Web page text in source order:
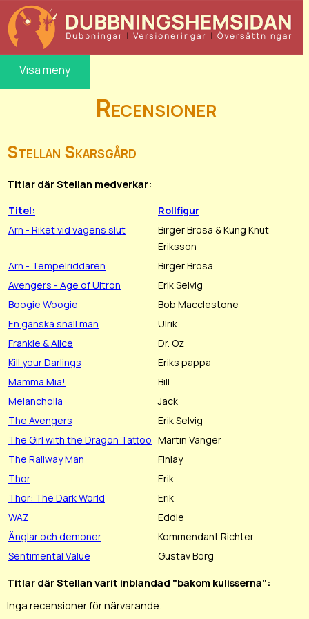
Visa meny
Recensioner
Stellan Skarsgård
Titlar där Stellan medverkar:
Titel:
Rollfigur
Arn - Riket vid vägens slut
Birger Brosa & Kung Knut
Eriksson
Arn - Tempelriddaren
Birger Brosa
Avengers - Age of Ultron
Erik Selvig
Boogie Woogie
Bob Macclestone
En ganska snäll man
Ulrik
Frankie & Alice
Dr. Oz
Kill your Darlings
Eriks pappa
Mamma Mia!
Bill
Melancholia
Jack
The Avengers
Erik Selvig
The Girl with the Dragon Tattoo Martin Vanger
The Railway Man
Finlay
Thor
Erik
Thor: The Dark World
Erik
WAZ
Eddie
Änglar och demoner
Kommendant Richter
Sentimental Value
Gustav Borg
Titlar där Stellan varit inblandad "bakom kulisserna":
Inga recensioner för närvarande.